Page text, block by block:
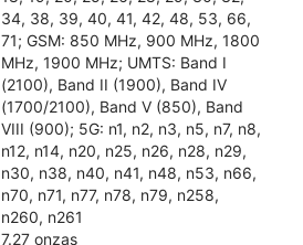
34, 38, 39, 40, 41, 42, 48, 53, 66,
71; GSM: 850 MHz, 900 MHz, 1800
MHz, 1900 MHz; UMTS: Band I
(2100), Band II (1900), Band IV
(1700/2100), Band V (850), Band
VIII (900); 5G: n1, n2, n3, n5, n7, n8,
n12, n14, n20, n25, n26, n28, n29,
n30, n38, n40, n41, n48, n53, n66,
n70, n71, n77, n78, n79, n258,
n260, n261
7.27 onzas